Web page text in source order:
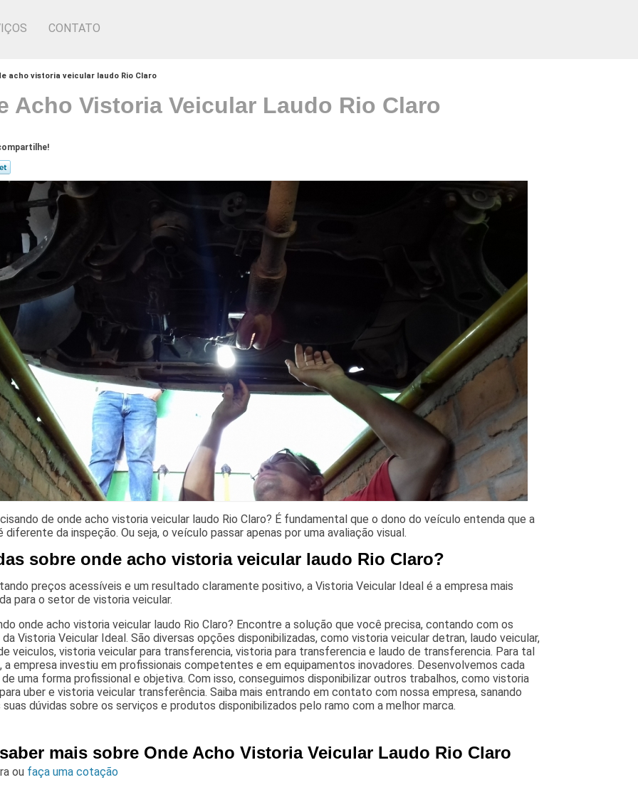
CONTATO
acho vistoria veicular laudo Rio Claro
Acho Vistoria Veicular Laudo Rio Claro
de onde acho vistoria veicular laudo Rio Claro? É fundamental que o dono do veículo entenda que a
diferente da inspeção. Ou seja, o veículo passar apenas por uma avaliação visual.
sobre onde acho vistoria veicular laudo Rio Claro?
preços acessíveis e um resultado claramente positivo, a Vistoria Veicular Ideal é a empresa mais
para o setor de vistoria veicular.
onde acho vistoria veicular laudo Rio Claro? Encontre a solução que você precisa, contando com os
Vistoria Veicular Ideal. São diversas opções disponibilizadas, como vistoria veicular detran, laudo veicular,
veiculos, vistoria veicular para transferencia, vistoria para transferencia e laudo de transferencia. Para tal
a empresa investiu em profissionais competentes e em equipamentos inovadores. Desenvolvemos cada
uma forma profissional e objetiva. Com isso, conseguimos disponibilizar outros trabalhos, como vistoria
uber e vistoria veicular transferência. Saiba mais entrando em contato com nossa empresa, sanando
suas dúvidas sobre os serviços e produtos disponibilizados pelo ramo com a melhor marca.
mais sobre Onde Acho Vistoria Veicular Laudo Rio Claro
ou faça uma cotação